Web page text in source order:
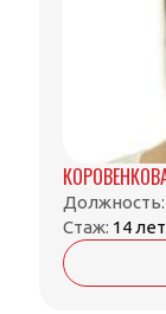
Должность:
Стаж: 14 лет